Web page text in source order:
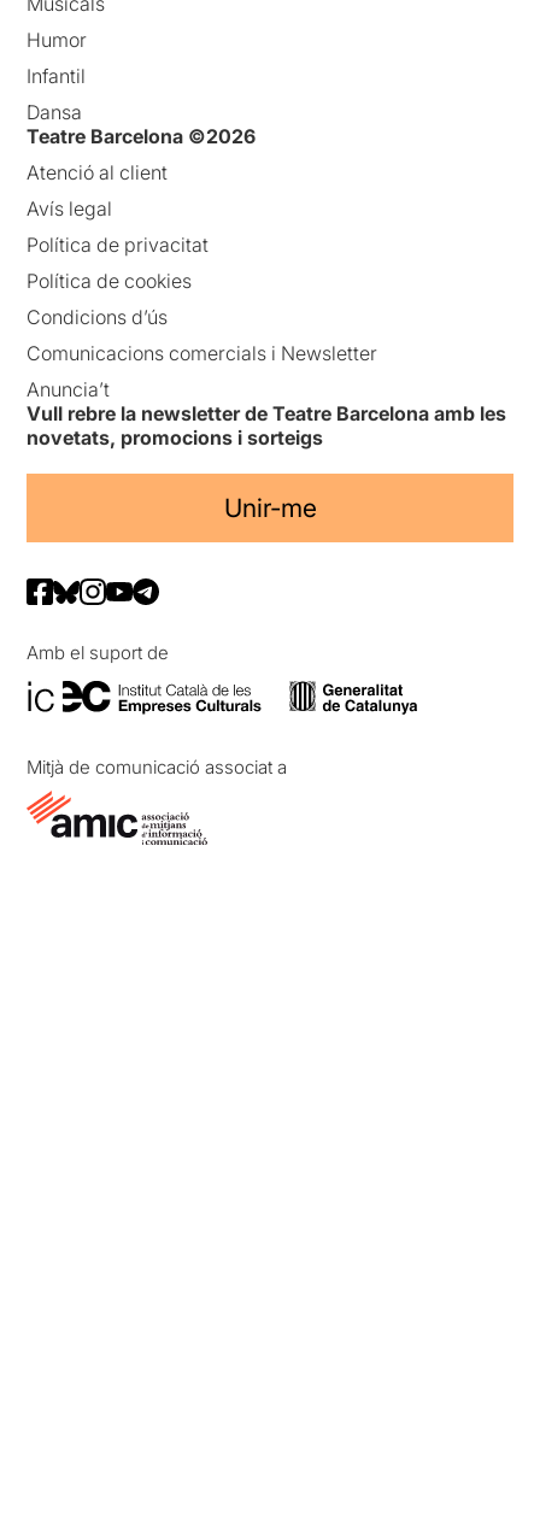
Humor
Infantil
Dansa
Teatre Barcelona ©2026
Atenció al client
Avís legal
Política de privacitat
Política de cookies
Condicions d’ús
Comunicacions comercials i Newsletter
Anuncia’t
Vull rebre la newsletter de Teatre Barcelona amb les
novetats, promocions i sorteigs
Unir-me
Amb el suport de
Mitjà de comunicació associat a